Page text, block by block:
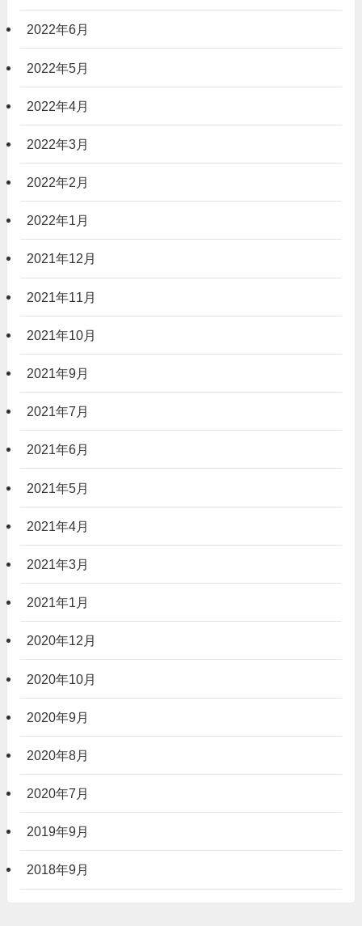
2022年6月
2022年5月
2022年4月
2022年3月
2022年2月
2022年1月
2021年12月
2021年11月
2021年10月
2021年9月
2021年7月
2021年6月
2021年5月
2021年4月
2021年3月
2021年1月
2020年12月
2020年10月
2020年9月
2020年8月
2020年7月
2019年9月
2018年9月